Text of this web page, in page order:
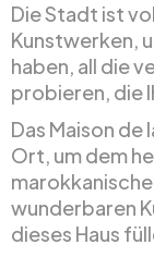
Die Stadt ist
Kunstwerken,
haben, all die
probieren, die
Das Maison
Ort, um dem
wunderbaren
dieses Haus